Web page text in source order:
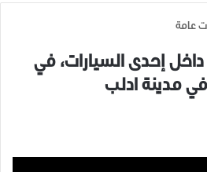
عامة
إحدى السيارات، في
مدينة ادلب